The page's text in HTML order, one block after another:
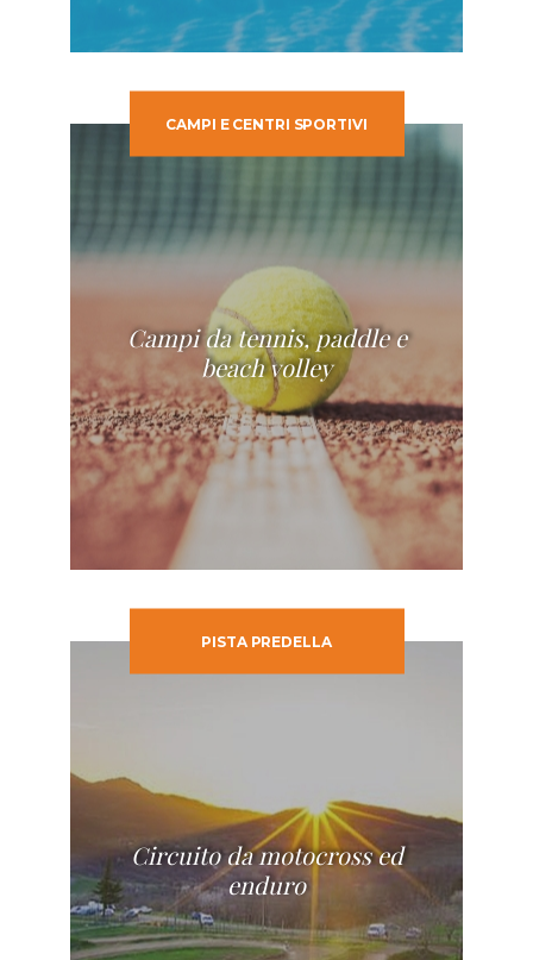
CAMPI E CENTRI SPORTIVI
Campi da tennis, paddle e
beach volley
PISTA PREDELLA
Circuito da motocross ed
enduro